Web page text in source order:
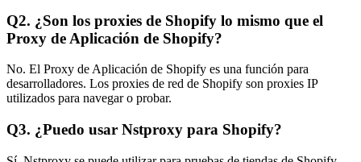
Q2. ¿Son los proxies de Shopify lo mismo que el
Proxy de Aplicación de Shopify?
No. El Proxy de Aplicación de Shopify es una función para
desarrolladores. Los proxies de red de Shopify son proxies IP
utilizados para navegar o probar.
Q3. ¿Puedo usar Nstproxy para Shopify?